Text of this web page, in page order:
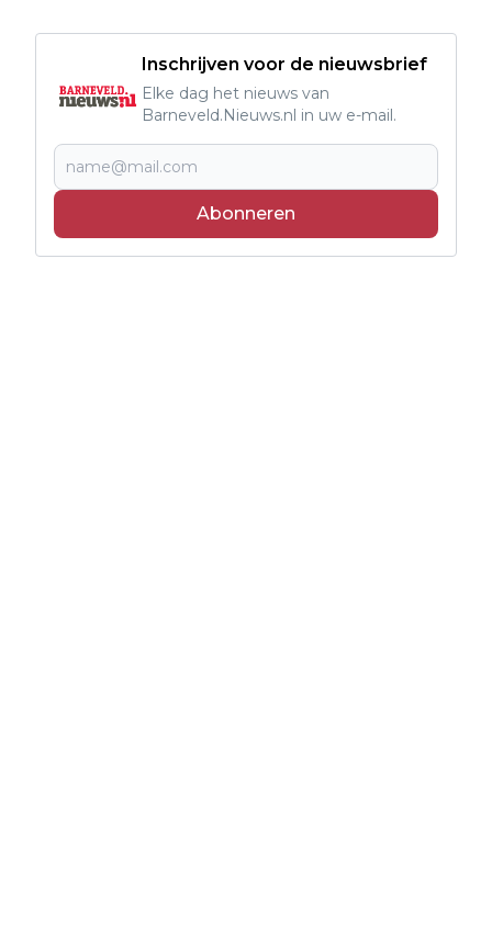
Inschrijven voor de nieuwsbrief
Elke dag het nieuws van
Barneveld.Nieuws.nl in uw e-mail.
Abonneren